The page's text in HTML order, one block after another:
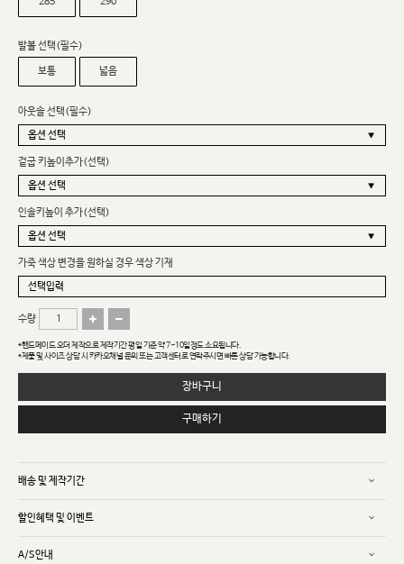
발볼 선택(필수)
보통 넓음
아웃솔 선택(필수)
겉굽 키높이추가(선택)
인솔키높이 추가(선택)
가죽 색상 변경을 원하실 경우 색상 기재
수량
*핸드메이드 오더 제작으로 제작기간 평일 기준 약 7~10일정도 소요됩니다.
*제품 및 사이즈 상담 시 카카오채널 문의 또는 고객센터로 연락주시면 빠른 상담 가능합니다.
장바구니
구매하기
배송 및 제작기간
할인혜택 및 이벤트
A/S안내